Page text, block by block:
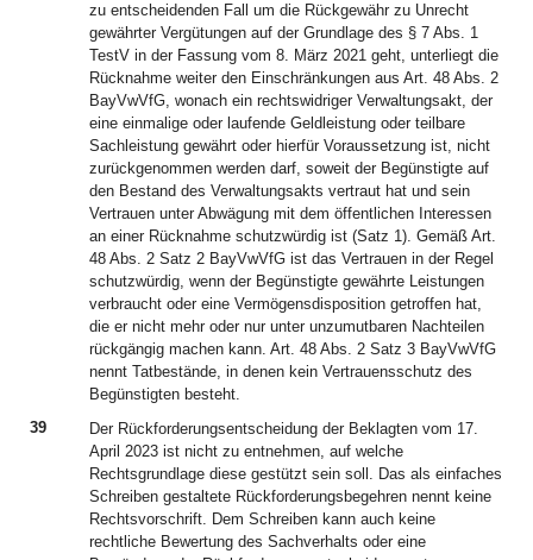
zu entscheidenden Fall um die Rückgewähr zu Unrecht
gewährter Vergütungen auf der Grundlage des § 7 Abs. 1
TestV in der Fassung vom 8. März 2021 geht, unterliegt die
Rücknahme weiter den Einschränkungen aus Art. 48 Abs. 2
BayVwVfG, wonach ein rechtswidriger Verwaltungsakt, der
eine einmalige oder laufende Geldleistung oder teilbare
Sachleistung gewährt oder hierfür Voraussetzung ist, nicht
zurückgenommen werden darf, soweit der Begünstigte auf
den Bestand des Verwaltungsakts vertraut hat und sein
Vertrauen unter Abwägung mit dem öffentlichen Interessen
an einer Rücknahme schutzwürdig ist (Satz 1). Gemäß Art.
48 Abs. 2 Satz 2 BayVwVfG ist das Vertrauen in der Regel
schutzwürdig, wenn der Begünstigte gewährte Leistungen
verbraucht oder eine Vermögensdisposition getroffen hat,
die er nicht mehr oder nur unter unzumutbaren Nachteilen
rückgängig machen kann. Art. 48 Abs. 2 Satz 3 BayVwVfG
nennt Tatbestände, in denen kein Vertrauensschutz des
Begünstigten besteht.
39
Der Rückforderungsentscheidung der Beklagten vom 17.
April 2023 ist nicht zu entnehmen, auf welche
Rechtsgrundlage diese gestützt sein soll. Das als einfaches
Schreiben gestaltete Rückforderungsbegehren nennt keine
Rechtsvorschrift. Dem Schreiben kann auch keine
rechtliche Bewertung des Sachverhalts oder eine